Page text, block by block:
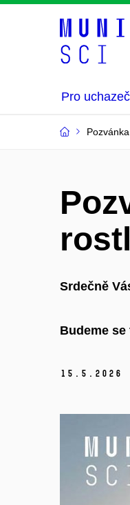
Pro
Srdečně
Budeme
15. 5. 2026